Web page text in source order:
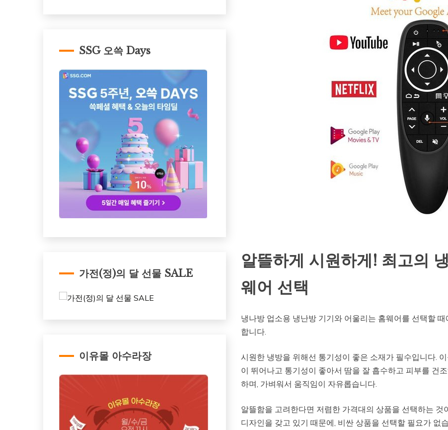
알뜰하게 시원하게! 최고의
웨어 선택
냉나방 업소용 냉난방 기기와 어울리는 홈웨어를 선택할
합니다.
시원한 냉방을 위해선 통기성이 좋은 소재가 필수입니다.
이 뛰어나고 통기성이 좋아서 땀을 잘 흡수하고 피부를 건
하며, 가벼워서 움직임이 자유롭습니다.
알뜰함을 고려한다면 저렴한 가격대의 상품을 선택하는
디자인을 갖고 있기 때문에, 비싼 상품을 선택할 필요가 없
SSG 오쓱 Days
가전(정)의 달 선물 SALE
이유몰 아수라장